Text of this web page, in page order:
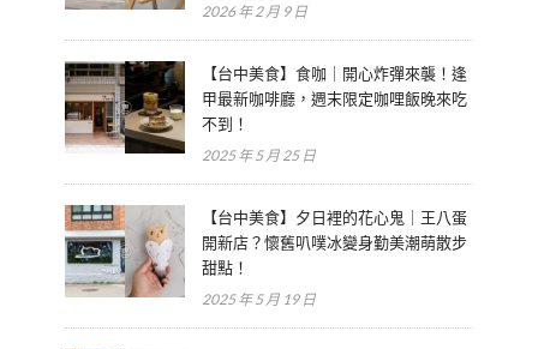
2026 年 2 月 9 日
【台中美食】食咖｜開心炸彈來襲！逢
甲最新咖啡廳，週末限定咖哩飯晚來吃
不到！
2025 年 5 月 25 日
【台中美食】夕日裡的花心鬼｜王八蛋
開新店？懷舊叭噗冰變身勤美潮萌散步
甜點！
2025 年 5 月 19 日